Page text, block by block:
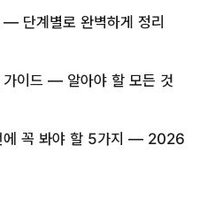
단계별로 완벽하게 정리
가이드 — 알아야 할 모든 것
에 꼭 봐야 할 5가지 — 2026